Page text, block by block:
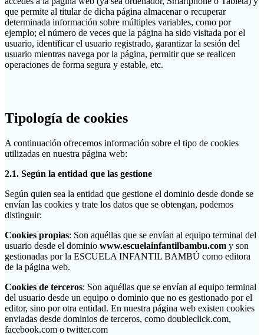
que permite al titular de dicha página almacenar o recuperar
determinada información sobre múltiples variables, como por
ejemplo; el número de veces que la página ha sido visitada por el
usuario, identificar el usuario registrado, garantizar la sesión del
usuario mientras navega por la página, permitir que se realicen
operaciones de forma segura y estable, etc.
Tipología de cookies
A continuación ofrecemos información sobre el tipo de cookies
utilizadas en nuestra página web:
2.1. Según la entidad que las gestione
Según quien sea la entidad que gestione el dominio desde donde se
envían las cookies y trate los datos que se obtengan, podemos
distinguir:
Cookies propias: Son aquéllas que se envían al equipo terminal del
usuario desde el dominio www.escuelainfantilbambu.com y son
gestionadas por la ESCUELA INFANTIL BAMBÚ como editora
de la página web.
Cookies de terceros: Son aquéllas que se envían al equipo terminal
del usuario desde un equipo o dominio que no es gestionado por el
editor, sino por otra entidad. En nuestra página web existen cookies
enviadas desde dominios de terceros, como doubleclick.com,
facebook.com o twitter.com